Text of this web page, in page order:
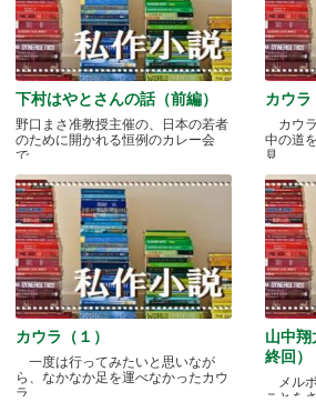
下村はやとさんの話（前編）
野口まさ准教授主催の、日本の若者
のために開かれる恒例のカレー会
で.....
カウラ
カウ
中の道
見.....
カウラ（１）
一度は行ってみたいと思いなが
ら、なかなか足を運べなかったカウ
ラ.....
山中
終回）
メル
ことを